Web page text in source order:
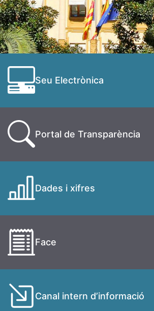
Seu Electrònica
Portal de Transparència
Dades i xifres
Face
Canal intern d’informació